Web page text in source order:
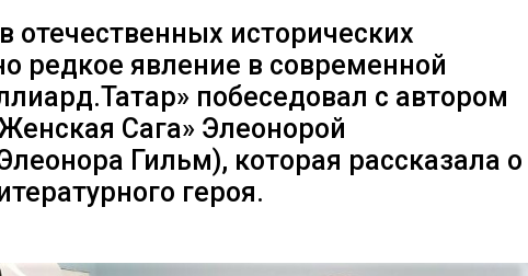
отечественных исторических
редкое явление в современной
побеседовал с автором
Сага» Элеонорой
Гильм), которая рассказала о
героя.